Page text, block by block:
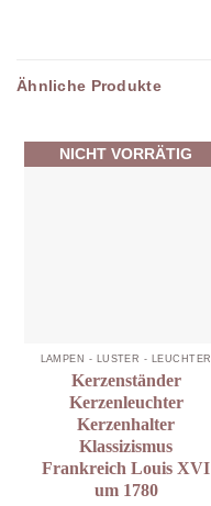
Ähnliche Produkte
NICHT VORRÄTIG
LAMPEN - LÜSTER - LEUCHTER
Kerzenständer
Kerzenleuchter
Kerzenhalter
Klassizismus
Frankreich Louis XVI
um 1780